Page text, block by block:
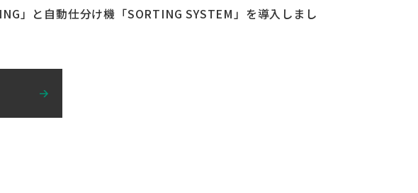
」と自動仕分け機「SORTING SYSTEM」を導入しまし